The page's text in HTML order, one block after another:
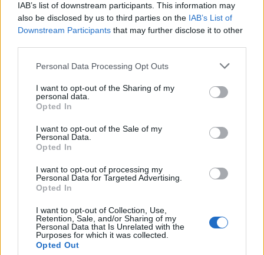
IAB’s list of downstream participants. This information may
also be disclosed by us to third parties on the IAB’s List of
Downstream Participants that may further disclose it to other
Please note that this website/app uses one or more Google
not limited to your visit or usage behaviour. You may click to
grant or deny consent to Google and its third-party tags to
use your data for below specified purposes in below Google
consent section.
Personal Data Processing Opt Outs
I want to opt-out of the Sharing of my
personal data.
Opted In
I want to opt-out of the Sale of my
Personal Data.
Opted In
I want to opt-out of processing my
Personal Data for Targeted Advertising.
Opted In
I want to opt-out of Collection, Use,
Retention, Sale, and/or Sharing of my
Personal Data that Is Unrelated with the
Purposes for which it was collected.
Opted Out
Ελένη Μενεγάκη: Καλοκαιρινές στιγμές στο
Φισκάρδο με τον Μάκη Παντζόπουλο – Το
βίντεο από το γεύμα τους
06.08.2026